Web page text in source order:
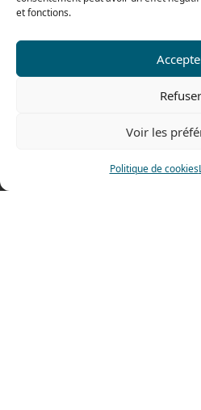
et fonctions.
Refuser
Voir les
Politique de cookies
Contact us
Tel: 0033 474 62 81 44
69400 Villefranche sur Saône